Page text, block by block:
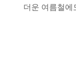
더운 여름철에